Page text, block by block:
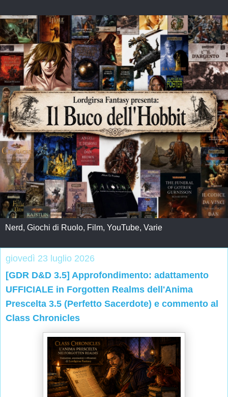
Nerd, Giochi di Ruolo, Film, YouTube, Varie
giovedì 23 luglio 2026
[GDR D&D 3.5] Approfondimento: adattamento
UFFICIALE in Forgotten Realms dell'Anima
Prescelta 3.5 (Perfetto Sacerdote) e commento al
Class Chronicles